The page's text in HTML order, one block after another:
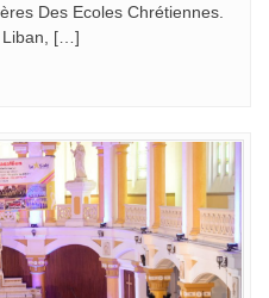
Des Ecoles Chrétiennes.
Liban, […]